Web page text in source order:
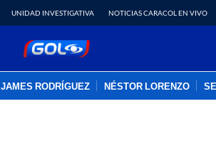
UNIDAD INVESTIGATIVA NOTICIAS CARACOL EN VIVO
JAMES RODRÍGUEZ NÉSTOR LORENZO